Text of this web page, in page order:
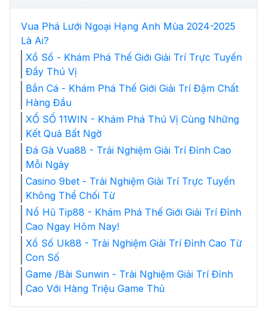
Vua Phá Lưới Ngoại Hạng Anh Mùa 2024-2025
Là Ai?
Xổ Số - Khám Phá Thế Giới Giải Trí Trực Tuyến
Đầy Thú Vị
Bắn Cá - Khám Phá Thế Giới Giải Trí Đậm Chất
Hàng Đầu
XỔ SỐ 11WIN - Khám Phá Thú Vị Cùng Những
Kết Quả Bất Ngờ
Đá Gà Vua88 - Trải Nghiệm Giải Trí Đỉnh Cao
Mỗi Ngày
Casino 9bet - Trải Nghiệm Giải Trí Trực Tuyến
Không Thể Chối Từ
Nổ Hũ Tip88 - Khám Phá Thế Giới Giải Trí Đỉnh
Cao Ngay Hôm Nay!
Xổ Số Uk88 - Trải Nghiệm Giải Trí Đỉnh Cao Từ
Con Số
Game /Bài Sunwin - Trải Nghiệm Giải Trí Đỉnh
Cao Với Hàng Triệu Game Thủ